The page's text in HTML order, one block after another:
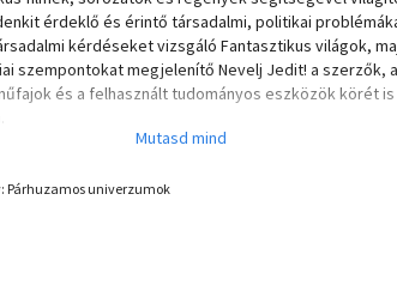
érdeklő és érintő társadalmi, politikai
kérdéseket vizsgáló Fantasztikus világok,
szempontokat megjelenítő Nevelj Jedit! a szerzők, a
és a felhasznált tudományos eszközök körét is
univerzumok tizenöt tanulmánya a Star Wars, a Star
számos további népszerű sci-fi, horror, fantasy és
Párhuzamos univerzumok